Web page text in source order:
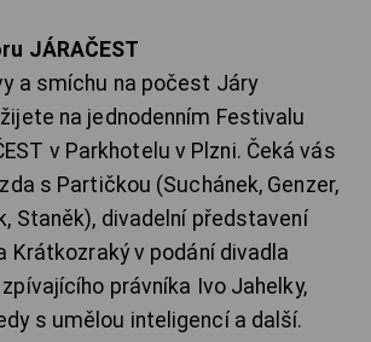
JÁRAČEST
a smíchu na počest Járy
na jednodenním Festivalu
v Parkhotelu v Plzni. Čeká vás
s Partičkou (Suchánek, Genzer,
Staněk), divadelní představení
Krátkozraký v podání divadla
právníka Ivo Jahelky,
s umělou inteligencí a další.